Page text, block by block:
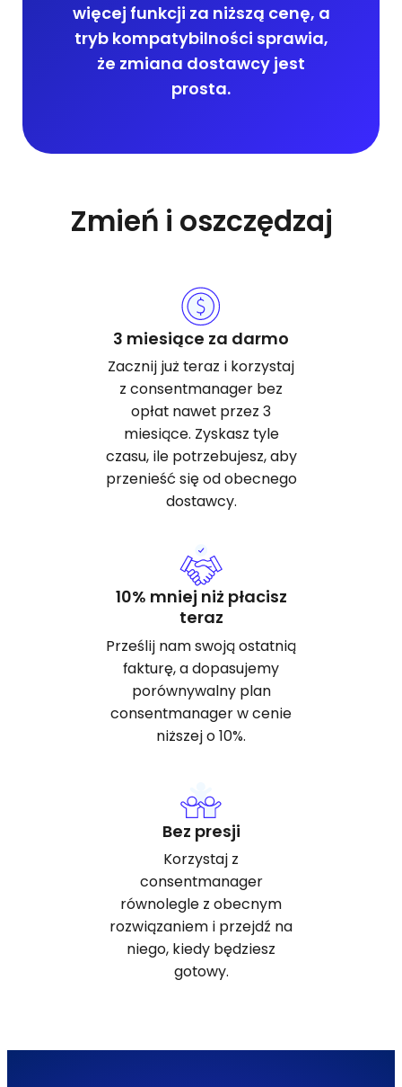
więcej funkcji za niższą cenę, a
tryb kompatybilności sprawia,
że zmiana dostawcy jest
prosta.
Zmień i oszczędzaj
3 miesiące za darmo
Zacznij już teraz i korzystaj
z consentmanager bez
opłat nawet przez 3
miesiące. Zyskasz tyle
czasu, ile potrzebujesz, aby
przenieść się od obecnego
dostawcy.
10% mniej niż płacisz
teraz
Prześlij nam swoją ostatnią
fakturę, a dopasujemy
porównywalny plan
consentmanager w cenie
niższej o 10%.
Bez presji
Korzystaj z
consentmanager
równolegle z obecnym
rozwiązaniem i przejdź na
niego, kiedy będziesz
gotowy.